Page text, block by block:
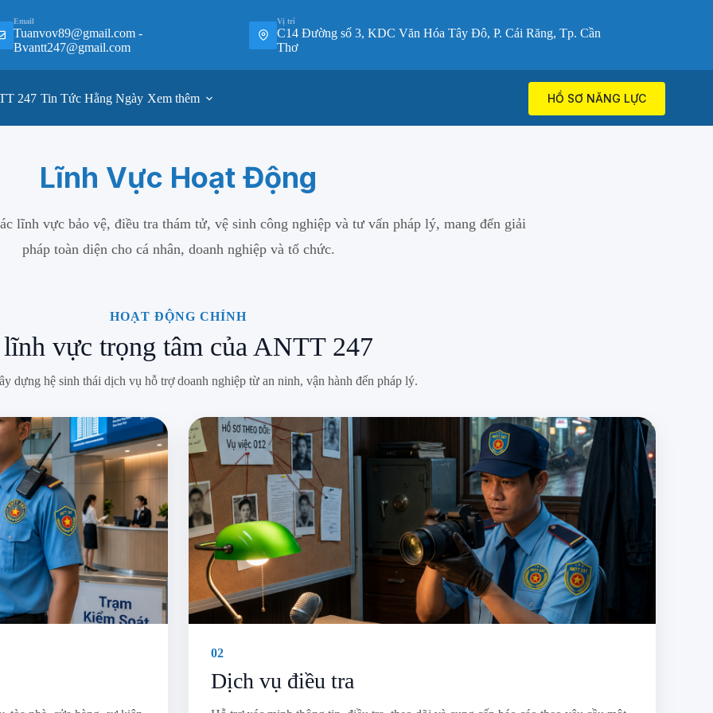
Email
Tuanvov89@gmail.com -
Bvantt247@gmail.com
Vị trí
C14 Đường số 3, KDC Văn Hóa Tây Đô, P. Cái Răng, Tp. Cần
Thơ
247 Tin Tức Hằng Ngày Xem thêm HỒ SƠ NĂNG LỰC
Lĩnh Vực Hoạt Động
lĩnh vực bảo vệ, điều tra thám tử, vệ sinh công nghiệp và tư vấn pháp lý, mang đến giải
pháp toàn diện cho cá nhân, doanh nghiệp và tổ chức.
HOẠT ĐỘNG CHÍNH
vực trọng tâm của ANTT 247
dựng hệ sinh thái dịch vụ hỗ trợ doanh nghiệp từ an ninh, vận hành đến pháp lý.
02
Dịch vụ điều tra